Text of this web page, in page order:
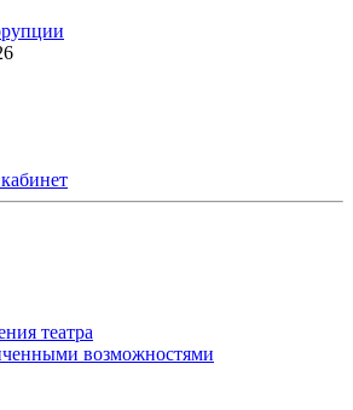
театра
возможностями